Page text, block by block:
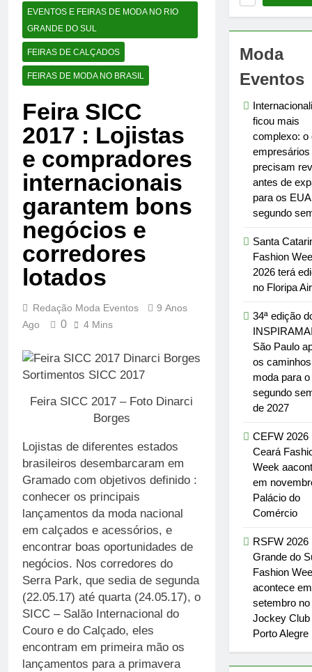
EVENTOS E FEIRAS DE MODA NO RIO
GRANDE DO SUL
FEIRAS DE CALÇADOS
FEIRAS DE MODA NO BRASIL
Feira SICC
2017 : Lojistas
e compradores
internacionais
garantem bons
negócios e
corredores
lotados
Redação Moda Eventos
9 Anos
Ago
0 4 Mins
Feira SICC 2017 – Foto Dinarci
Borges
Lojistas de diferentes estados
brasileiros desembarcaram em
Gramado com objetivos definido :
conhecer os principais
lançamentos da moda nacional
em calçados e acessórios, e
encontrar boas oportunidades de
negócios. Nos corredores do
Serra Park, que sedia de segunda
(22.05.17) até quarta (24.05.17), o
SICC – Salão Internacional do
Couro e do Calçado, eles
encontram em primeira mão os
lançamentos para a primavera
Moda
Eventos
ficou mais
complexo: o
empresários
precisam
antes de
para os
segundo
Santa
Fashion
2026 terá
no Floripa
34ª edição
São Paulo
os
moda para o
segundo
de 2027
CEFW 2026
Ceará
Week
em
Palácio do
Comércio
RSFW 2026
Grande do
Fashion
acontece em
setembro no
Jockey Club
Porto Alegre